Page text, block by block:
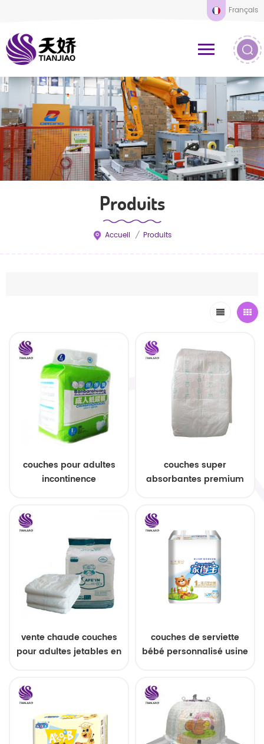
Français
Produits
Accueil / Produits
couches pour adultes
incontinence
couches super
absorbantes premium
vente chaude couches
pour adultes jetables en
couches de serviette
bébé personnalisé usine
cambodge